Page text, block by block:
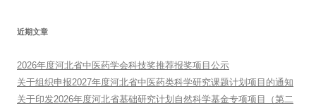
近期文章
2026年度河北省中医药学会科技奖推荐报奖项目公示
关于组织申报2027年度河北省中医药类科学研究课题计划项目的通知
关于印发2026年度河北省基础研究计划自然科学基金专项项目（第二